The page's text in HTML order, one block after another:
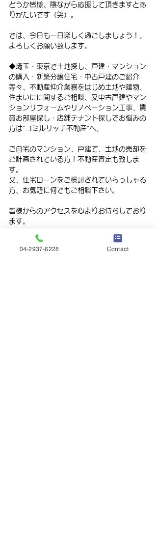
どうか皆様、陰ながら応援して頂きますとあ
りがたいです（笑）。
では、今日も一日楽しく過ごしましょう！。
よろしくお願い致します。
◆埼玉・東京で土地探し、戸建・マンション
の購入・新築分譲住宅・中古戸建のご紹介
等々、不動産仲介業務をはじめ土地や建物、
住まいにに関するご相談、又中古戸建やマン
ションリフォームやリノベーション工事、賃
貸お部屋探し・店舗テナント探しでお悩みの
方は”コミルリッチ不動産”へ。
ご自宅のマンション、戸建て、土地の売却を
ご計画されている方！不動産査定も致しま
す。
又、住宅ローンをご検討されていらっしゃる
方、お気軽に何でもご相談下さい。
皆様からのアクセスを心よりお待ちしており
ます。
コミルリッチ不動産　市川
携帯電話０９０－８０１８－８６６６
04-2937-6228 Contact